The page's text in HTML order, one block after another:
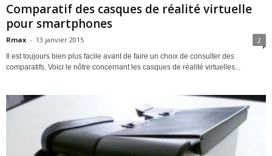
Comparatif des casques de réalité virtuelle
pour smartphones
Rmax - 13 janvier 2015 2
Il est toujours bien plus facile avant de faire un choix de consulter des
comparatifs. Voici le nôtre concernant les casques de réalité virtuelles...